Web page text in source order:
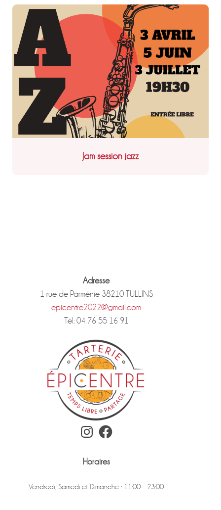
Jam session jazz
Adresse
1 rue de Parménie 38210 TULLINS
epicentre2022@gmail.com
Tel: 04 76 55 16 91
Instagram Facebook
Horaires
Vendredi, Samedi et Dimanche : 11:00 - 23:00